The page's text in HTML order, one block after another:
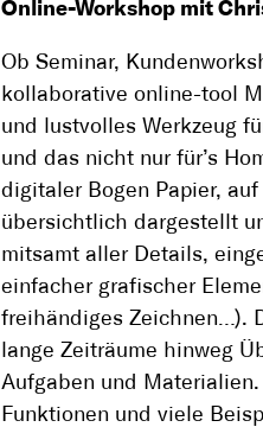
Online-Workshop mit
Ob Seminar,
kollaborative online-tool
und lustvolles Werkzeug
und das nicht nur für’s
digitaler Bogen Papier,
übersichtlich dargestellt
mitsamt aller Details,
einfacher grafischer
freihändiges Zeichnen…).
lange Zeiträume hinweg
Aufgaben und
Funktionen und viele